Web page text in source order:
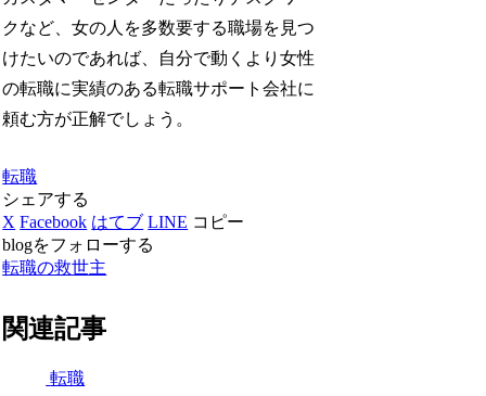
クなど、女の人を多数要する職場を見つ
けたいのであれば、自分で動くより女性
の転職に実績のある転職サポート会社に
頼む方が正解でしょう。
転職
シェアする
X Facebook はてブ LINE コピー
blogをフォローする
転職の救世主
関連記事
転職